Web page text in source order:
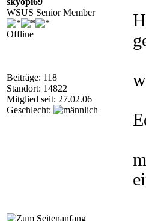
WSUS Senior Member
Offline
Beiträge: 118
Standort: 14822
Mitglied seit: 27.02.06
Geschlecht: